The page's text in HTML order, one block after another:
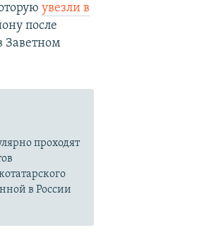
увезли в
после
Заветном
проходят
в России